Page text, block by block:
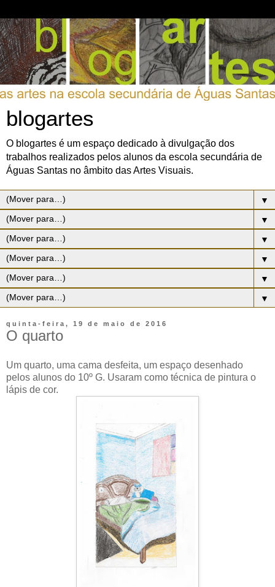
blogartes
O blogartes é um espaço dedicado à divulgação dos
trabalhos realizados pelos alunos da escola secundária de
Águas Santas no âmbito das Artes Visuais.
▼
▼
▼
▼
▼
▼
quinta-feira, 19 de maio de 2016
O quarto
Um quarto, uma cama desfeita, um espaço desenhado
pelos alunos do 10º G. Usaram como técnica de pintura o
lápis de cor.